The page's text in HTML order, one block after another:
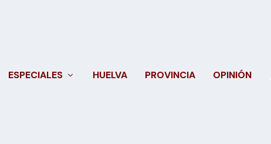
ESPECIALES HUELVA PROVINCIA OPINIÓN